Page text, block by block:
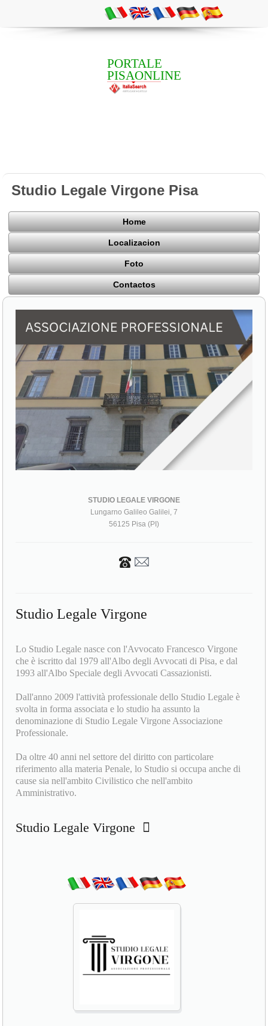
PORTALE
PISAONLINE
Studio Legale Virgone Pisa
Home
Localizacion
Foto
Contactos
STUDIO LEGALE VIRGONE
Lungarno Galileo Galilei, 7
56125 Pisa (PI)
Studio Legale Virgone
Lo Studio Legale nasce con l'Avvocato Francesco Virgone
che è iscritto dal 1979 all'Albo degli Avvocati di Pisa, e dal
1993 all'Albo Speciale degli Avvocati Cassazionisti.
Dall'anno 2009 l'attività professionale dello Studio Legale è
svolta in forma associata e lo studio ha assunto la
denominazione di Studio Legale Virgone Associazione
Professionale.
Da oltre 40 anni nel settore del diritto con particolare
riferimento alla materia Penale, lo Studio si occupa anche di
cause sia nell'ambito Civilistico che nell'ambito
Amministrativo.
Studio Legale Virgone